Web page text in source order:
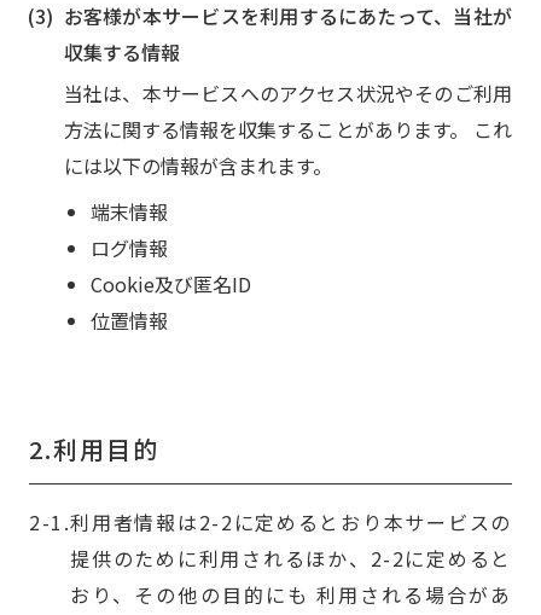
お客様が本サービスを利用するにあたって、当社が
収集する情報
当社は、本サービスへのアクセス状況やそのご利用
方法に関する情報を収集することがあります。
これ
には以下の情報が含まれます。
端末情報
ログ情報
Cookie及び匿名ID
位置情報
2.利用目的
利用者情報は2-2に定めるとおり本サービスの
提供のために利用されるほか、2-2に定めると
おり、その他の目的にも 利用される場合があ